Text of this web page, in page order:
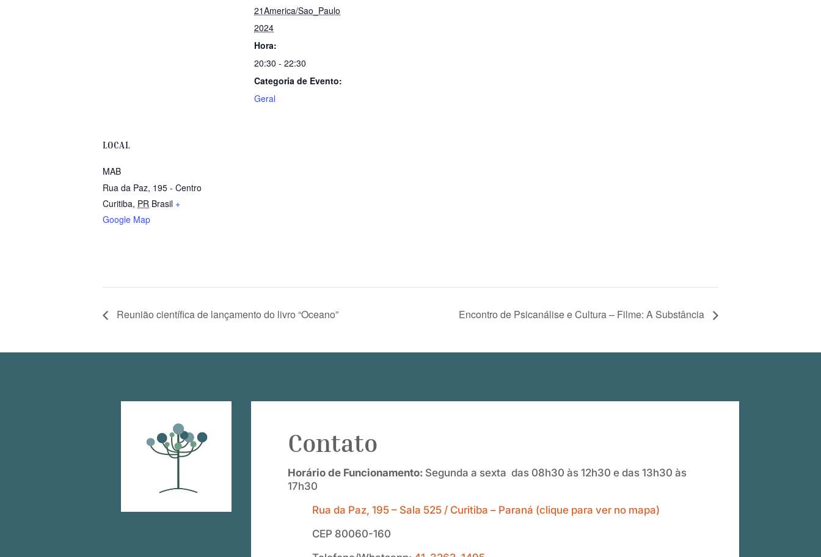
21America/Sao_Paulo
2024
Hora:
20:30 - 22:30
Categoria de Evento:
Geral
LOCAL
MAB
Rua da Paz, 195 - Centro
Curitiba, PR Brasil +
Google Map
Reunião científica de lançamento do livro “Oceano” Encontro de Psicanálise e Cultura – Filme: A Substância
Contato
Horário de Funcionamento: Segunda a sexta das 08h30 às 12h30 e das 13h30 às
17h30
Rua da Paz, 195 – Sala 525 / Curitiba – Paraná (clique para ver no mapa)
CEP 80060-160